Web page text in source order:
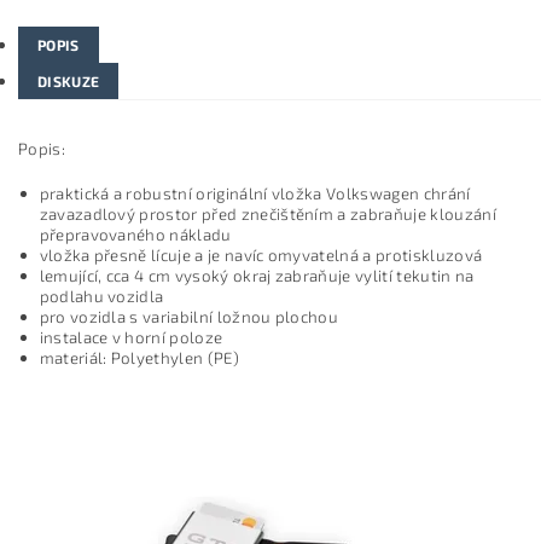
POPIS
DISKUZE
Popis:
praktická a robustní originální vložka Volkswagen chrání
zavazadlový prostor před znečištěním a zabraňuje klouzání
přepravovaného nákladu
vložka přesně lícuje a je navíc omyvatelná a protiskluzová
lemující, cca 4 cm vysoký okraj zabraňuje vylití tekutin na
podlahu vozidla
pro vozidla s variabilní ložnou plochou
instalace v horní poloze
materiál: Polyethylen (PE)